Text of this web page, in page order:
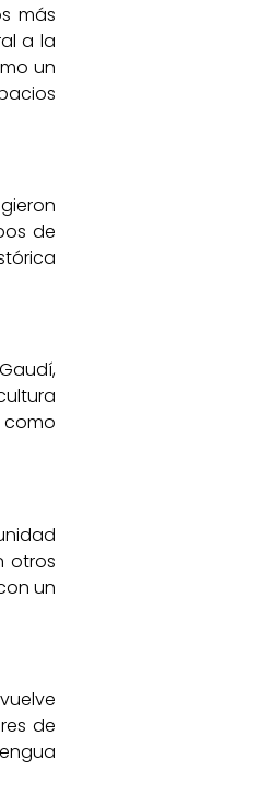
más
a la
un
de
como
otros
un
de